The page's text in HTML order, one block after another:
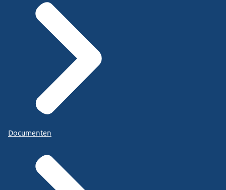
Documenten